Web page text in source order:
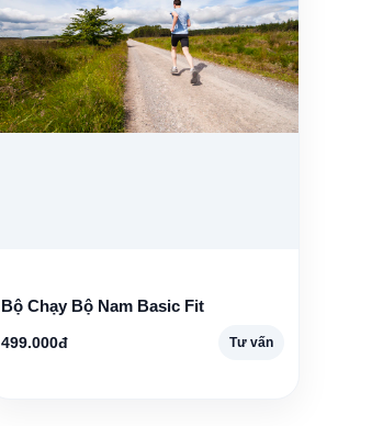
Bộ Chạy Bộ Nam Basic Fit
499.000đ Tư vấn